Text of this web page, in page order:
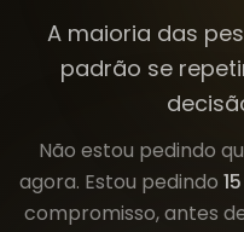
A maioria das
padrão se
Não estou pedindo
agora. Estou pedindo
compromisso, antes